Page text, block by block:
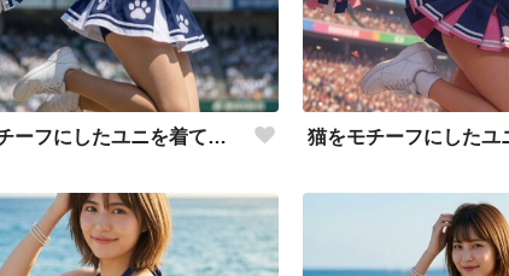
猫をモチーフにしたユニを着て応援